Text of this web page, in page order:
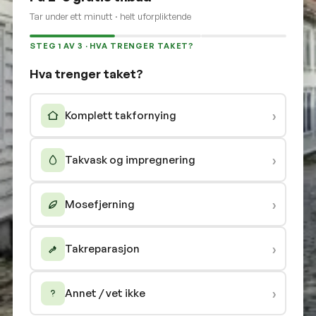
Tar under ett minutt · helt uforpliktende
STEG 1 AV 3 · HVA TRENGER TAKET?
Hva trenger taket?
Komplett takfornying ›
Takvask og impregnering ›
Mosefjerning ›
Takreparasjon ›
Annet / vet ikke ›